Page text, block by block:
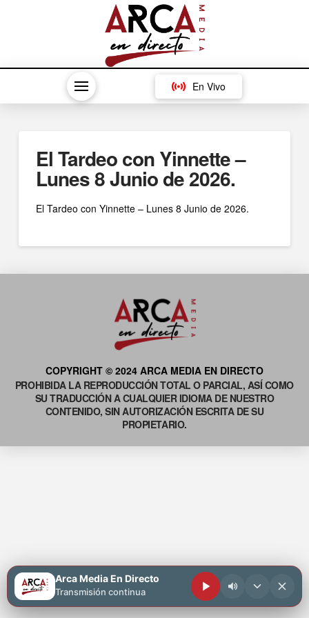
En Vivo
El Tardeo con Yinnette –
Lunes 8 Junio de 2026.
El Tardeo con Yinnette – Lunes 8 Junio de 2026.
COPYRIGHT © 2024 ARCA MEDIA EN DIRECTO
PROHIBIDA LA REPRODUCCIÓN TOTAL O PARCIAL, ASÍ COMO
SU TRADUCCIÓN A CUALQUIER IDIOMA DE NUESTRO
CONTENIDO, SIN AUTORIZACIÓN ESCRITA DE SU
PROPIETARIO.
Arca Media En Directo
Transmisión continua